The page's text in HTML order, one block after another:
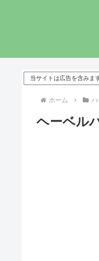
当サイトは広告を含みま
ホーム
ヘーベル